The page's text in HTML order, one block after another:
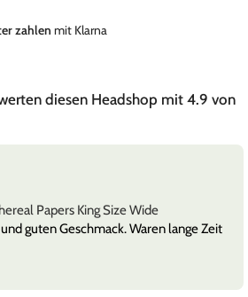
zahlen mit Klarna
diesen Headshop mit 4.9 von
Papers King Size Wide
guten Geschmack. Waren lange Zeit